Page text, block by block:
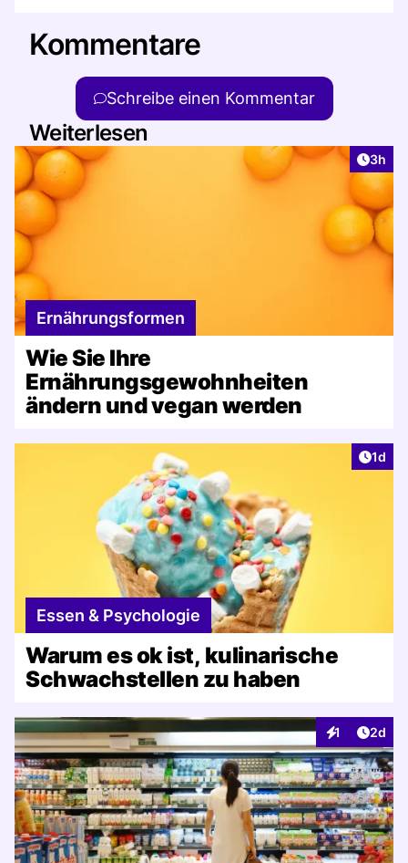
Kommentare
Schreibe einen Kommentar
Weiterlesen
3h
Ernährungsformen
Wie Sie Ihre
Ernährungsgewohnheiten
ändern und vegan werden
1d
Essen & Psychologie
Warum es ok ist, kulinarische
Schwachstellen zu haben
1
Interaktionen
2d